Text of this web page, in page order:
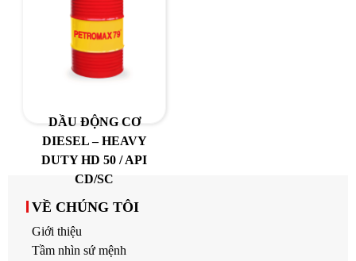
DẦU ĐỘNG CƠ
DIESEL – HEAVY
DUTY HD 50 / API
CD/SC
VỀ CHÚNG TÔI
Giới thiệu
Tầm nhìn sứ mệnh